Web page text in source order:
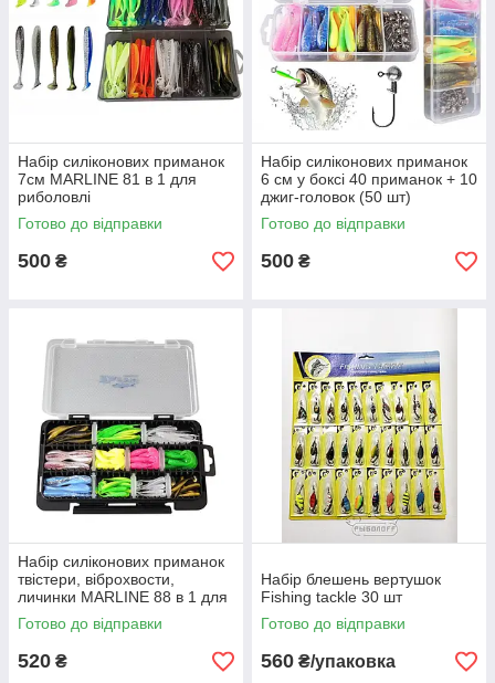
Набір силіконових приманок
7см MARLINE 81 в 1 для
риболовлі
Готово до відправки
500 ₴
Набір силіконових приманок
6 см у боксі 40 приманок + 10
джиг-головок (50 шт)
Готово до відправки
500 ₴
Набір силіконових приманок
твістери, віброхвости,
личинки MARLINE 88 в 1 для
риболовлі
Готово до відправки
520 ₴
Набір блешень вертушок
Fishing tackle 30 шт
Готово до відправки
560 ₴/упаковка